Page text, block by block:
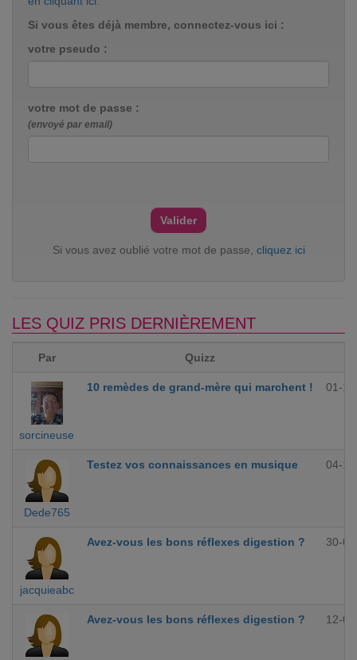
Si vous êtes déjà membre, connectez-vous ici :
votre pseudo :
votre mot de passe :
(envoyé par email)
Si vous avez oublié votre mot de passe, cliquez ici
LES QUIZ PRIS DERNIÈREMENT
Par Quizz
sorcineuse
10 remèdes de grand-mère qui marchent ! 01-
Dede765
Testez vos connaissances en musique 04-
jacquieabc
Avez-vous les bons réflexes digestion ? 30-
Avez-vous les bons réflexes digestion ? 12-